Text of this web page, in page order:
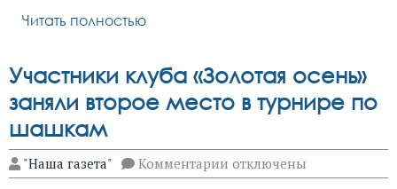
Читать полностью
Участники клуба «Золотая осень»
заняли второе место в турнире по
шашкам
"Наша газета" Комментарии к
записи
отключены